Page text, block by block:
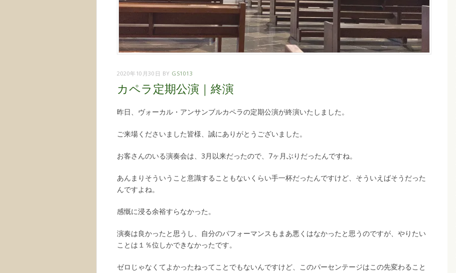
2020年10月30日 BY GS1013
カペラ定期公演｜終演
昨日、ヴォーカル・アンサンブルカペラの定期公演が終演いたしました。
ご来場くださいました皆様、誠にありがとうございました。
お客さんのいる演奏会は、3月以来だったので、7ヶ月ぶりだったんですね。
あんまりそういうこと意識することもないくらい手一杯だったんですけど、そういえばそうだった
んですよね。
感慨に浸る余裕すらなかった。
演奏は良かったと思うし、自分のパフォーマンスもまあ悪くはなかったと思うのですが、やりたい
ことは１％位しかできなかったです。
ゼロじゃなくてよかったねってことでもないんですけど、このパーセンテージはこの先変わること